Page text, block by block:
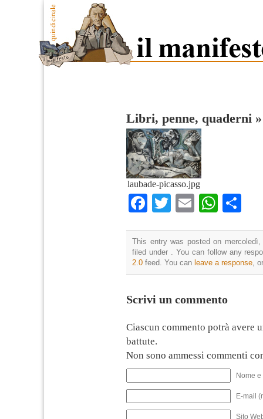
Libri, penne, quaderni
laubade-picasso.jpg
Facebook
Twitter
Email
This entry was posted on
filed under . You can follow any
2.0 feed. You can leave a response ,
Scrivi un commento
Ciascun commento potrà avere
battute.
Non sono ammessi commenti
Nome
E-mail
Sito